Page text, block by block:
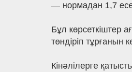
— нормадан 1,7
Бұл көрсеткіштер
төндіріп тұрғанын
Кінәлілерге